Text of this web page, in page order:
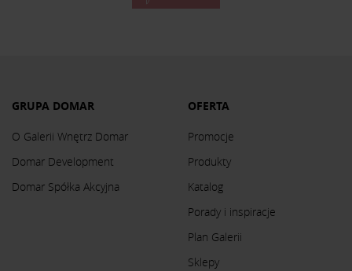
GRUPA DOMAR
O Galerii Wnętrz Domar
Domar Development
Domar Spółka Akcyjna
OFERTA
Promocje
Produkty
Katalog
Porady i inspiracje
Plan Galerii
Sklepy